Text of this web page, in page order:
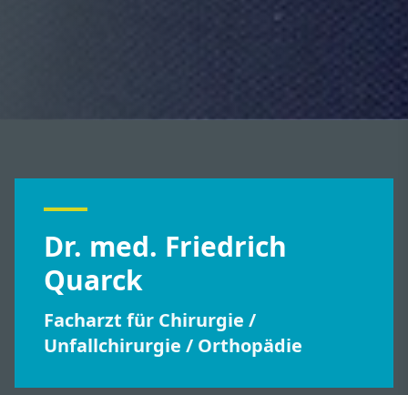
Dr. med. Friedrich
Quarck
Facharzt für Chirurgie /
Unfallchirurgie / Orthopädie